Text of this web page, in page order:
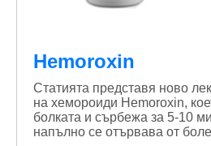
Hemoroxin
Статията представя ново
на хемороиди Hemoroxin,
болката и сърбежа за 5-10
напълно се отървава от